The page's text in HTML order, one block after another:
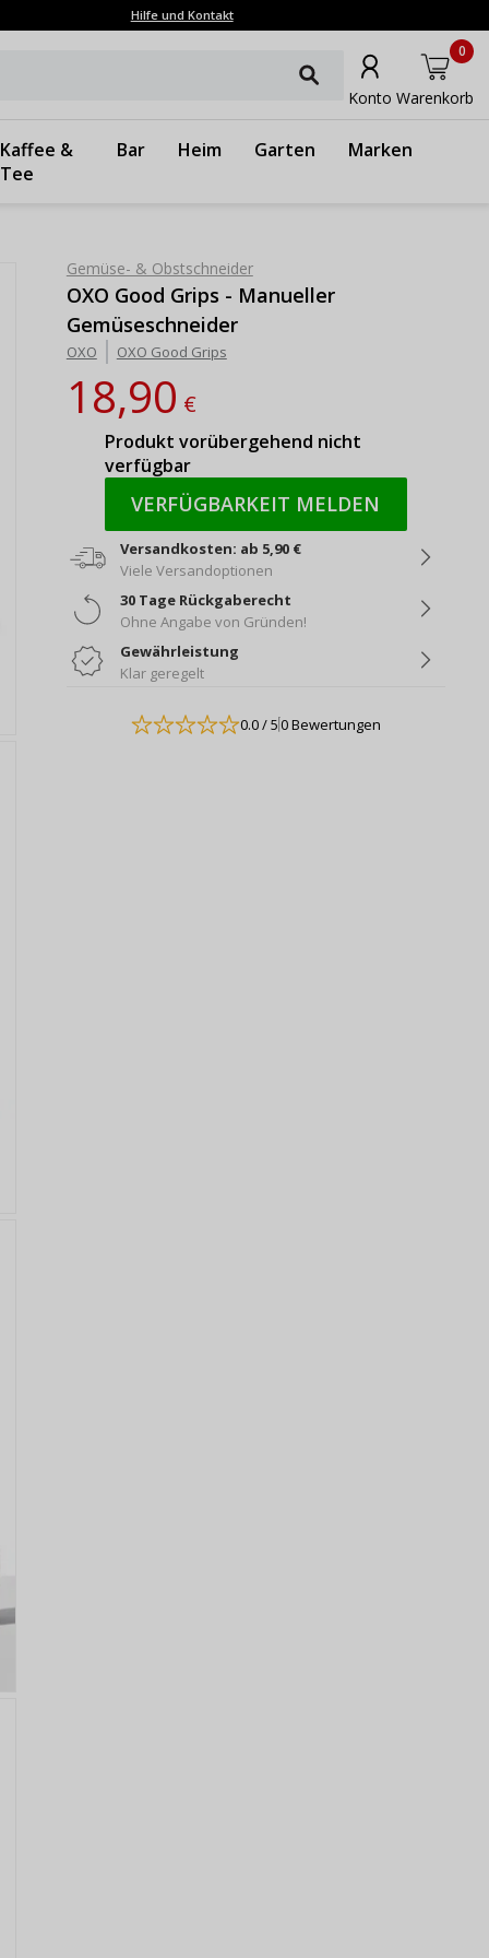
Hilfe und Kontakt
Konto Warenkorb
0
Kaffee &
Tee
Bar Heim Garten Marken
Gemüse- & Obstschneider
OXO Good Grips - Manueller
Gemüseschneider
OXO OXO Good Grips
18,90€
Produkt vorübergehend nicht
verfügbar
VERFÜGBARKEIT MELDEN
Versandkosten: ab 5,90 €
Viele Versandoptionen
30 Tage Rückgaberecht
Ohne Angabe von Gründen!
Gewährleistung
Klar geregelt
0.0/ 50 Bewertungen